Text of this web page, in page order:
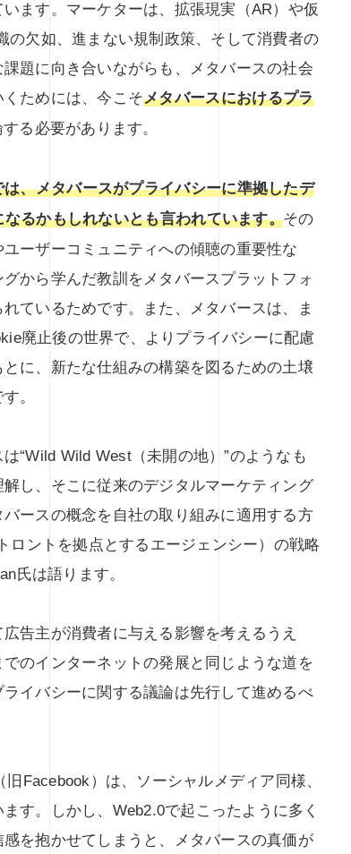
ます。マーケターは、拡張現実（AR）や仮
の欠如、進まない規制政策、そして消費者の
題に向き合いながらも、メタバースの社会
ためには、今こそメタバースにおけるプラ
る必要があります。
は、メタバースがプライバシーに準拠したデ
るかもしれないとも言われています。その
ーザーコミュニティへの傾聴の重要性な
から学んだ教訓をメタバースプラットフォ
ているためです。また、メタバースは、ま
廃止後の世界で、よりプライバシーに配慮
に、新たな仕組みの構築を図るための土壌
。
“Wild Wild West（未開の地）”のようなも
し、そこに従来のデジタルマーケティング
ースの概念を自社の取り組みに適用する方
ロントを拠点とするエージェンシー）の戦略
氏は語ります。
告主が消費者に与える影響を考えるうえ
のインターネットの発展と同じような道を
イバシーに関する議論は先行して進めるべ
Facebook）は、ソーシャルメディア同様、
す。しかし、Web2.0で起こったように多く
を抱かせてしまうと、メタバースの真価が